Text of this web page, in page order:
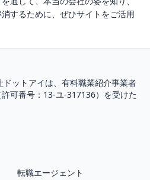
するために、ぜひサイトをご活用
ットアイは、 有料職業紹介事業者
許可番号：13-ユ-317136）を受けた
転職エージェント